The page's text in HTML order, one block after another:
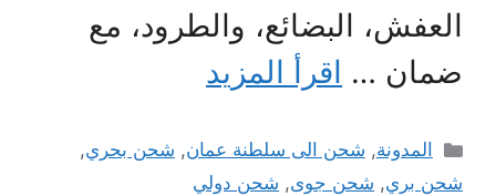
العفش، البضائع، والطرود، مع
ضمان … اقرأ المزيد
التصنيفات
المدونة, شحن الى سلطنة عمان, شحن بحري,
شحن بري, شحن جوى, شحن دولي